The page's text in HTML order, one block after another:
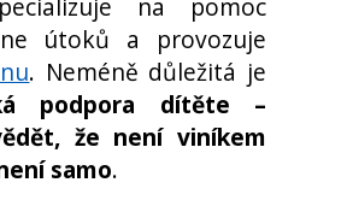
útoků a provozuje
. Neméně důležitá je
podpora dítěte –
že není viníkem
samo.